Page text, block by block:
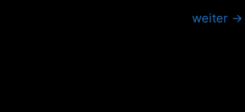
weiter →